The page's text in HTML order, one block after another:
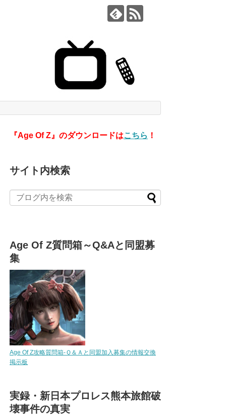
『Age Of Z』のダウンロードはこちら ！
サイト内検索
Age Of Z質問箱～Q&Aと同盟募
集
Age Of Z攻略質問箱-Ｑ＆Ａと同盟加入募集の情報交換
掲示板
実録・新日本プロレス熊本旅館破
壊事件の真実